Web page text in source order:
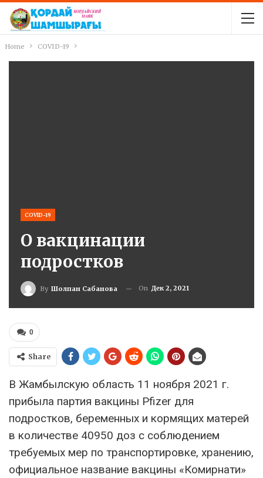
Home COVID-19
COVID-19
О вакцинации
подростков
By Шолпан Сабанова On Дек 2, 2021
0
Share
В Жамбылскую область 11 ноября 2021 г.
прибыла партия вакцины Pfizer для
подростков, беременных и кормящих матерей
в количестве 40950 доз с соблюдением
требуемых мер по транспортировке, хранению,
официальное название вакцины «Комирнати»